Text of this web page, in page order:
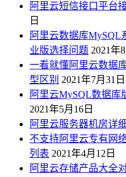
阿里云短信接口平台
日
阿里云数据库
业版选择问题 2021年
一看就懂阿里云数据
型区别 2021年7月31日
阿里云MySQL数据
2021年5月16日
阿里云服务器机房详
不支持阿里云专有网
列表 2021年4月12日
阿里云存储产品大全